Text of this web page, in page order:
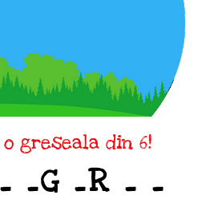
greseala din 6!
_G _R _ _